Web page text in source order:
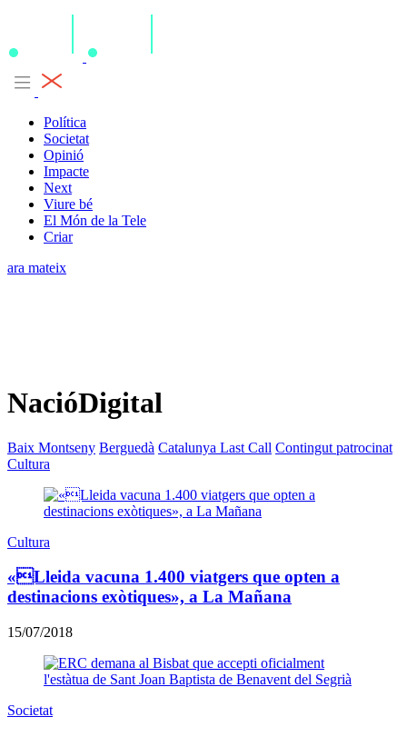
Política
Societat
Opinió
Impacte
Next
Viure bé
El Món de la Tele
Criar
ara mateix
NacióDigital
Baix Montseny Berguedà Catalunya Last Call Contingut patrocinat
Cultura
Cultura
«Lleida vacuna 1.400 viatgers que opten a
destinacions exòtiques», a La Mañana
15/07/2018
Societat